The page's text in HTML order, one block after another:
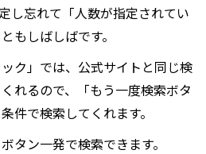
し忘れて「人数が指定されてい
もしばしばです。
ク」では、公式サイトと同じ検
れるので、「もう一度検索ボタ
件で検索してくれます。
タン一発で検索できます。